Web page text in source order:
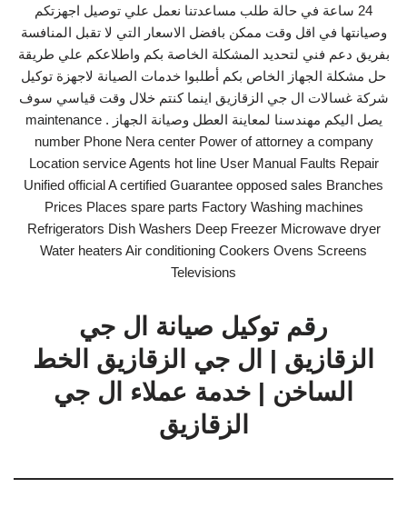
24 ساعة في حالة طلب مساعدتنا نعمل علي توصيل اجهزتكم
وصيانتها في اقل وقت ممكن بافضل الاسعار التي لا تقبل المنافسة
بفريق دعم فني لتحديد المشكلة الخاصة بكم واطلاعكم علي طريقة
حل مشكلة الجهاز الخاص بكم أطلبوا خدمات الصيانة لاجهزة توكيل
شركة غسالات ال جي الزقازيق اينما كنتم خلال وقت قياسي سوف
يصل اليكم مهندسنا لمعاينة العطل وصيانة الجهاز . maintenance
number Phone Nera center Power of attorney a company
Location service Agents hot line User Manual Faults Repair
Unified official A certified Guarantee opposed sales Branches
Prices Places spare parts Factory Washing machines
Refrigerators Dish Washers Deep Freezer Microwave dryer
Water heaters Air conditioning Cookers Ovens Screens
Televisions
رقم توكيل صيانة ال جي
الزقازيق | ال جي الزقازيق الخط
الساخن | خدمة عملاء ال جي
الزقازيق